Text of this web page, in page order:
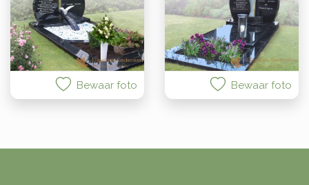
Bewaar foto Bewaar foto